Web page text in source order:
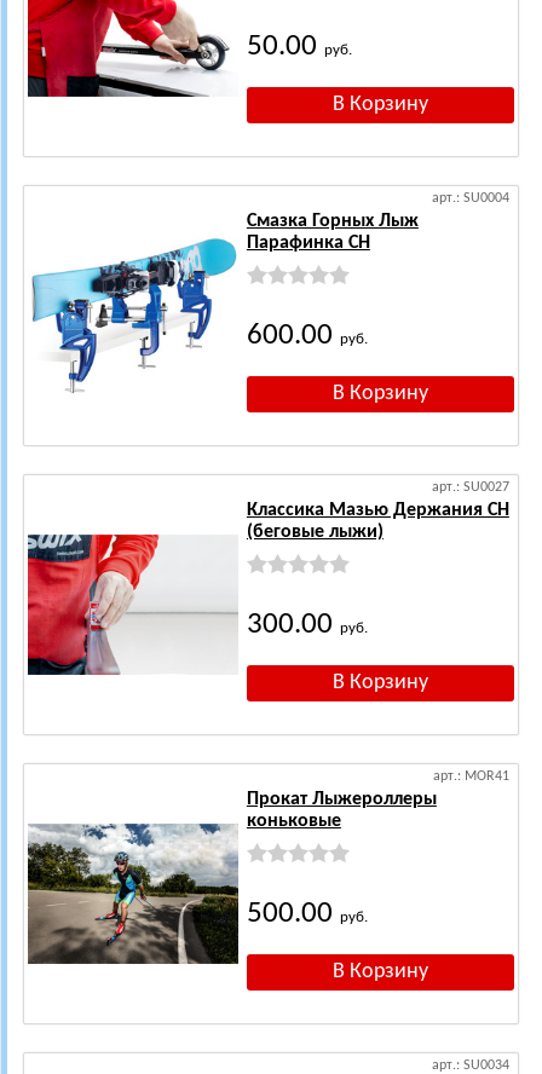
50.00 руб.
арт.: SU0004
Смазка Горных Лыж
Парафинка CH
600.00 руб.
арт.: SU0027
Классика Мазью Держания CH
(беговые лыжи)
300.00 руб.
арт.: MOR41
Прокат Лыжероллеры
коньковые
500.00 руб.
арт.: SU0034